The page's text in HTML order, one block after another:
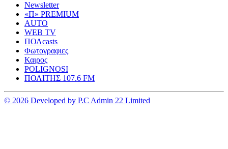
Newsletter
«Π» PREMIUM
AUTO
WEB TV
ΠΟΛcasts
Φωτογραφιες
Καιρος
POLIGNOSI
ΠΟΛΙΤΗΣ 107.6 FM
© 2026 Developed by P.C Admin 22 Limited